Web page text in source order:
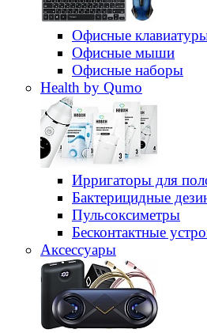
Офисные
Офисные мыши
Офисные наборы
Health by Qumo
Ирригаторы для
Бактерицидные
Пульсоксиметры
Бесконтактные
Аксессуары